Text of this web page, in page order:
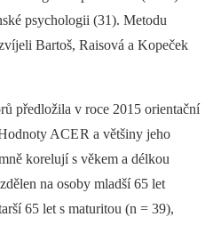
psychologii (31). Metodu
Bartoš, Raisová a Kopeček
předložila v roce 2015 orientační
ACE R a většiny jeho
korelují s věkem a délkou
na osoby mladší 65 let
65 let s maturitou (n = 39),